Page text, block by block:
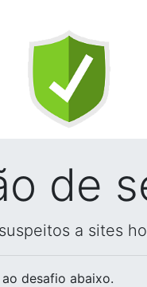
de
a sites
desafio abaixo.